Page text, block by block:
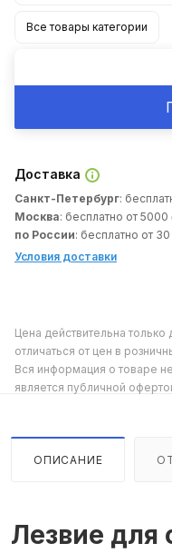
Все товары категории
Доставка
Санкт-Петербург:
Москва: бесплатно от 5000
по России: бесплатно от
Условия доставки
Цена действительна
отличаться от цен в
Вся информация о товаре
является публичной
ОПИСАНИЕ
Лезвие для